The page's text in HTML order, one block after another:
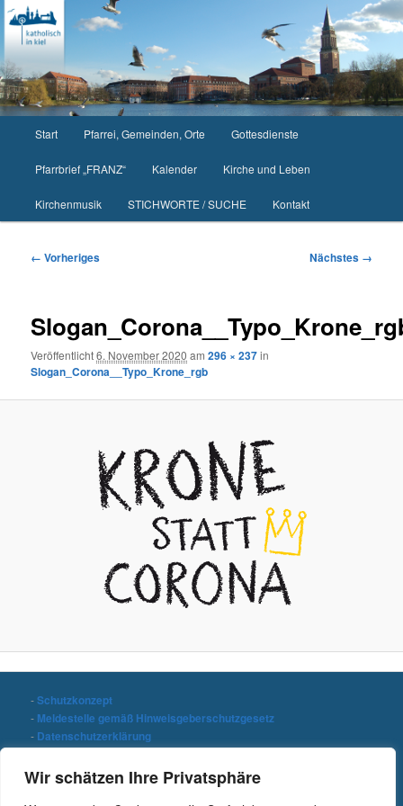
Wir schätzen Ihre Privatsphäre
Zum
primären
Inhalt
springen
Start Pfarrei, Gemeinden, Orte Gottesdienste
Pfarrbrief „FRANZ“ Kalender Kirche und Leben
Kirchenmusik STICHWORTE / SUCHE Kontakt
Bilder-
← Vorheriges Nächstes →
Veröffentlicht6. November 2020 am296 × 237in
Slogan_Corona__Typo_Krone_rgb
-Schutzkonzept
- Meldestelle gemäß Hinweisgeberschutzgesetz
- Datenschutzerklärung